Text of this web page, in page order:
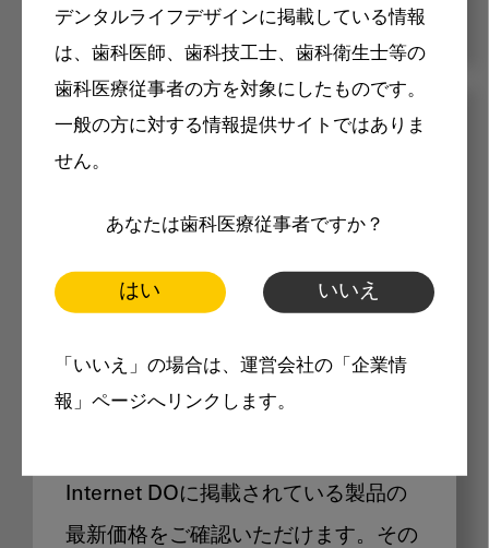
デンタルライフデザインに掲載している情報
は、歯科医師、歯科技工士、歯科衛生士等の
歯科医療従事者の方を対象にしたものです。
一般の方に対する情報提供サイトではありま
せん。
あなたは歯科医療従事者ですか？
はい いいえ
「いいえ」の場合は、運営会社の「企業情
報」ページへリンクします。
メリット
製品価格も閲覧可能
Internet DOに掲載されている製品の
最新価格をご確認いただけます。その